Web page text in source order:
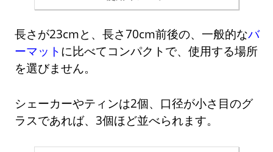
長さが23cmと、長さ70cm前後の、一般的なバ
ーマット に比べてコンパクトで、使用する場所
を選びません。
シェーカーやティンは2個、口径が小さ目のグ
ラスであれば、3個ほど並べられます。